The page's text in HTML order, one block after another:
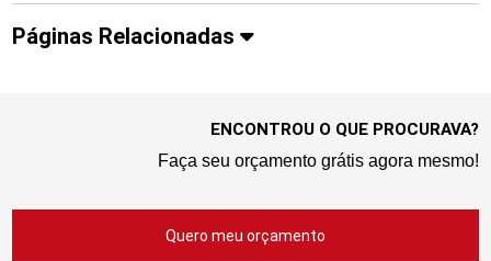
Páginas Relacionadas
ENCONTROU O QUE PROCURAVA?
Faça seu orçamento grátis agora mesmo!
Quero meu orçamento